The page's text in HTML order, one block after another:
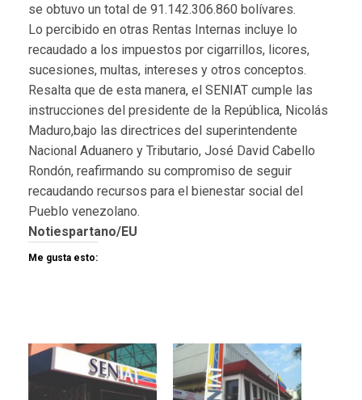
se obtuvo un total de 91.142.306.860 bolívares.
Lo percibido en otras Rentas Internas incluye lo
recaudado a los impuestos por cigarrillos, licores,
sucesiones, multas, intereses y otros conceptos.
Resalta que de esta manera, el SENIAT cumple las
instrucciones del presidente de la República, Nicolás
Maduro,bajo las directrices del superintendente
Nacional Aduanero y Tributario, José David Cabello
Rondón, reafirmando su compromiso de seguir
recaudando recursos para el bienestar social del
Pueblo venezolano.
Notiespartano/EU
Me gusta esto: